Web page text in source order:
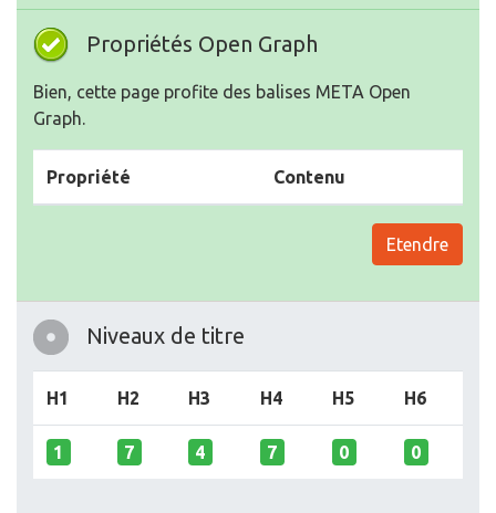
Propriétés Open Graph
Bien, cette page profite des balises META Open
Graph.
Propriété Contenu
Etendre
Niveaux de titre
H1 H2 H3 H4 H5 H6
1 7 4 7 0 0